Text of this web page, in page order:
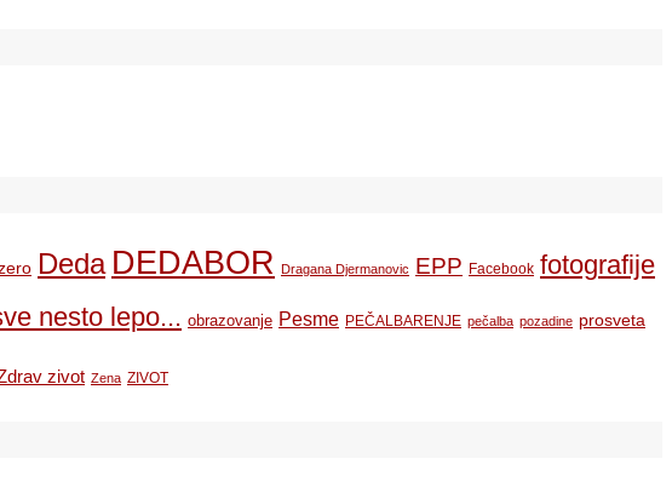
Deda DEDABOR Dragana Djermanovic EPP Facebook fotografije
nesto lepo... obrazovanje Pesme PEČALBARENJE pečalba pozadine prosveta
zivot Zena ZIVOT